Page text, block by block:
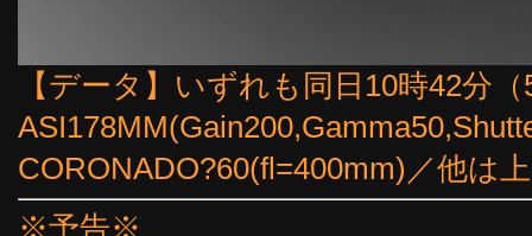
【データ】いずれも同日10時42分
CORONADO?60(fl=400mm)／他は
※予告※